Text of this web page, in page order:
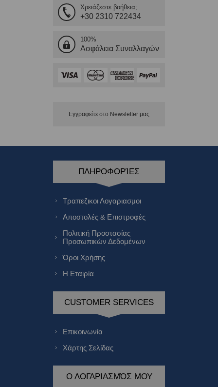
Χρειάζεστε βοήθεια;
+30 2310 722434
100%
Ασφάλεια Συναλλαγών
Εγγραφείτε στο Νewsletter μας
ΠΛΗΡΟΦΟΡΊΕΣ
Τραπεζικοι Λογαριασμοι
Αποστολές & Επιστροφές
Πολιτική Προστασίας
Προσωπικών Δεδομένων
Όροι Χρήσης
Η Εταιρία
CUSTOMER SERVICES
Επικοινωνία
Χάρτης Σελίδας
Ο ΛΟΓΑΡΙΑΣΜΌΣ ΜΟΥ